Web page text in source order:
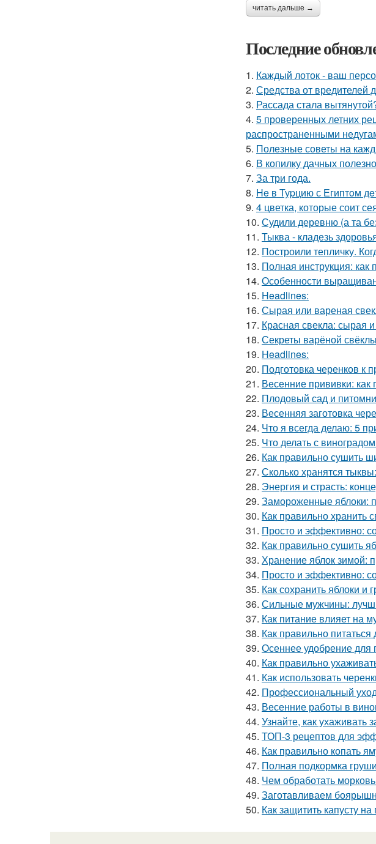
читать дальше →
Последние
1. Каждый лоток - ваш
2. Средства от вредителей
3. Рассада стала
4. 5 проверенных летних
распространенными
5. Полезные советы на
6. В копилку дачных
7. За три года.
8. He в Туpцию с Египтoм
9. 4 цветка, которые соит
10. Судили деревню (а та
11. Тыква - кладезь
12. Построили тепличку.
13. Полная инструкция: как
14. Особенности
15. Headlines:
16. Сырая или вареная
17. Красная свекла: сырая
18. Секреты варёной
19. Headlines:
20. Подготовка черенков к
21. Весенние прививки: как
22. Плодовый сад и
23. Весенняя заготовка
24. Что я всегда делаю: 5
25. Что делать с
26. Как правильно сушить
27. Сколько хранятся
28. Энергия и страсть:
29. Замороженные яблоки:
30. Как правильно хранить
31. Просто и эффективно:
32. Как правильно сушить
33. Хранение яблок зимой:
34. Просто и эффективно:
35. Как сохранить яблоки
36. Сильные мужчины:
37. Как питание влияет на
38. Как правильно
39. Осеннее удобрение для
40. Как правильно
41. Как использовать
42. Профессиональный
43. Весенние работы в
44. Узнайте, как ухаживать
45. ТОП-3 рецептов для
46. Как правильно копать
47. Полная подкормка
48. Чем обработать
49. Заготавливаем
50. Как защитить капусту